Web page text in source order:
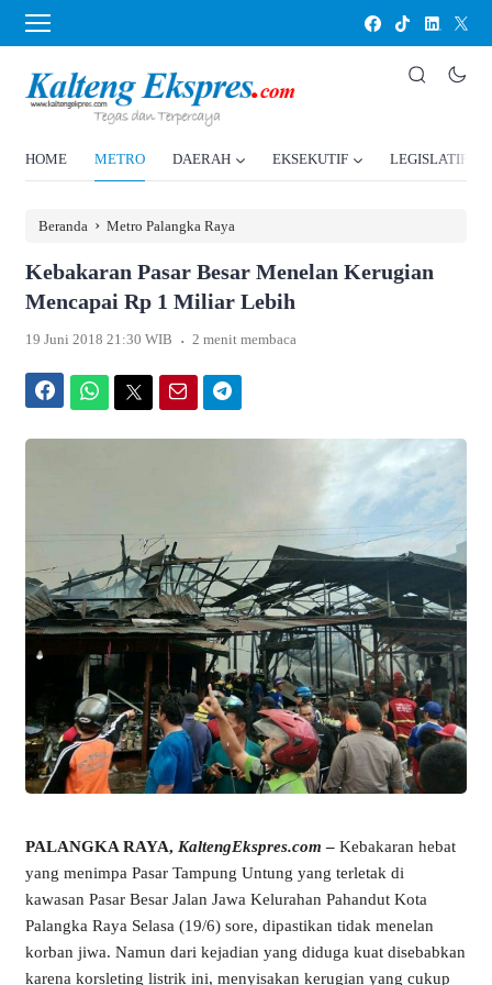
HOME METRO DAERAH EKSEKUTIF LEGISLATIF
Beranda › Metro Palangka Raya
Kebakaran Pasar Besar Menelan Kerugian
Mencapai Rp 1 Miliar Lebih
19 Juni 2018 21:30 WIB . 2 menit membaca
PALANGKA RAYA, KaltengEkspres.com – Kebakaran hebat
yang menimpa Pasar Tampung Untung yang terletak di
kawasan Pasar Besar Jalan Jawa Kelurahan Pahandut Kota
Palangka Raya Selasa (19/6) sore, dipastikan tidak menelan
korban jiwa. Namun dari kejadian yang diduga kuat disebabkan
karena korsleting listrik ini, menyisakan kerugian yang cukup